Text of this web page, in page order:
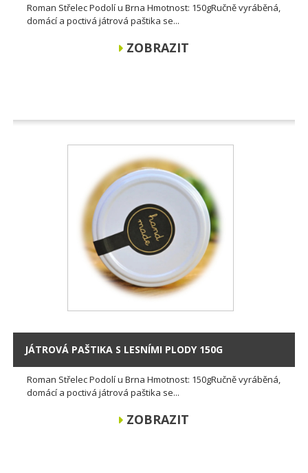
Roman Střelec Podolí u Brna Hmotnost: 150gRučně vyráběná,
domácí a poctivá játrová paštika se...
ZOBRAZIT
JÁTROVÁ PAŠTIKA S LESNÍMI PLODY 150G
Roman Střelec Podolí u Brna Hmotnost: 150gRučně vyráběná,
domácí a poctivá játrová paštika se...
ZOBRAZIT